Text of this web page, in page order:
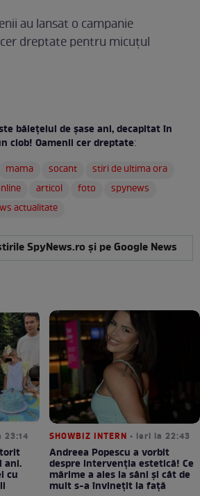
au lansat o campanie
dreptate pentru micuțul
băiețelul de șase ani, decapitat în
ciob! Oamenii cer dreptate:
mama socant
stiri de ultima ora
articol foto
spynews
actualitate
SpyNews.ro și pe Google News
23:14
ani.
cu
SHOWBIZ INTERN • ieri la 22:43
Andreea Popescu a vorbit
despre intervenția estetică! Ce
mărime a ales la sâni și cât de
mult s-a învinețit la față